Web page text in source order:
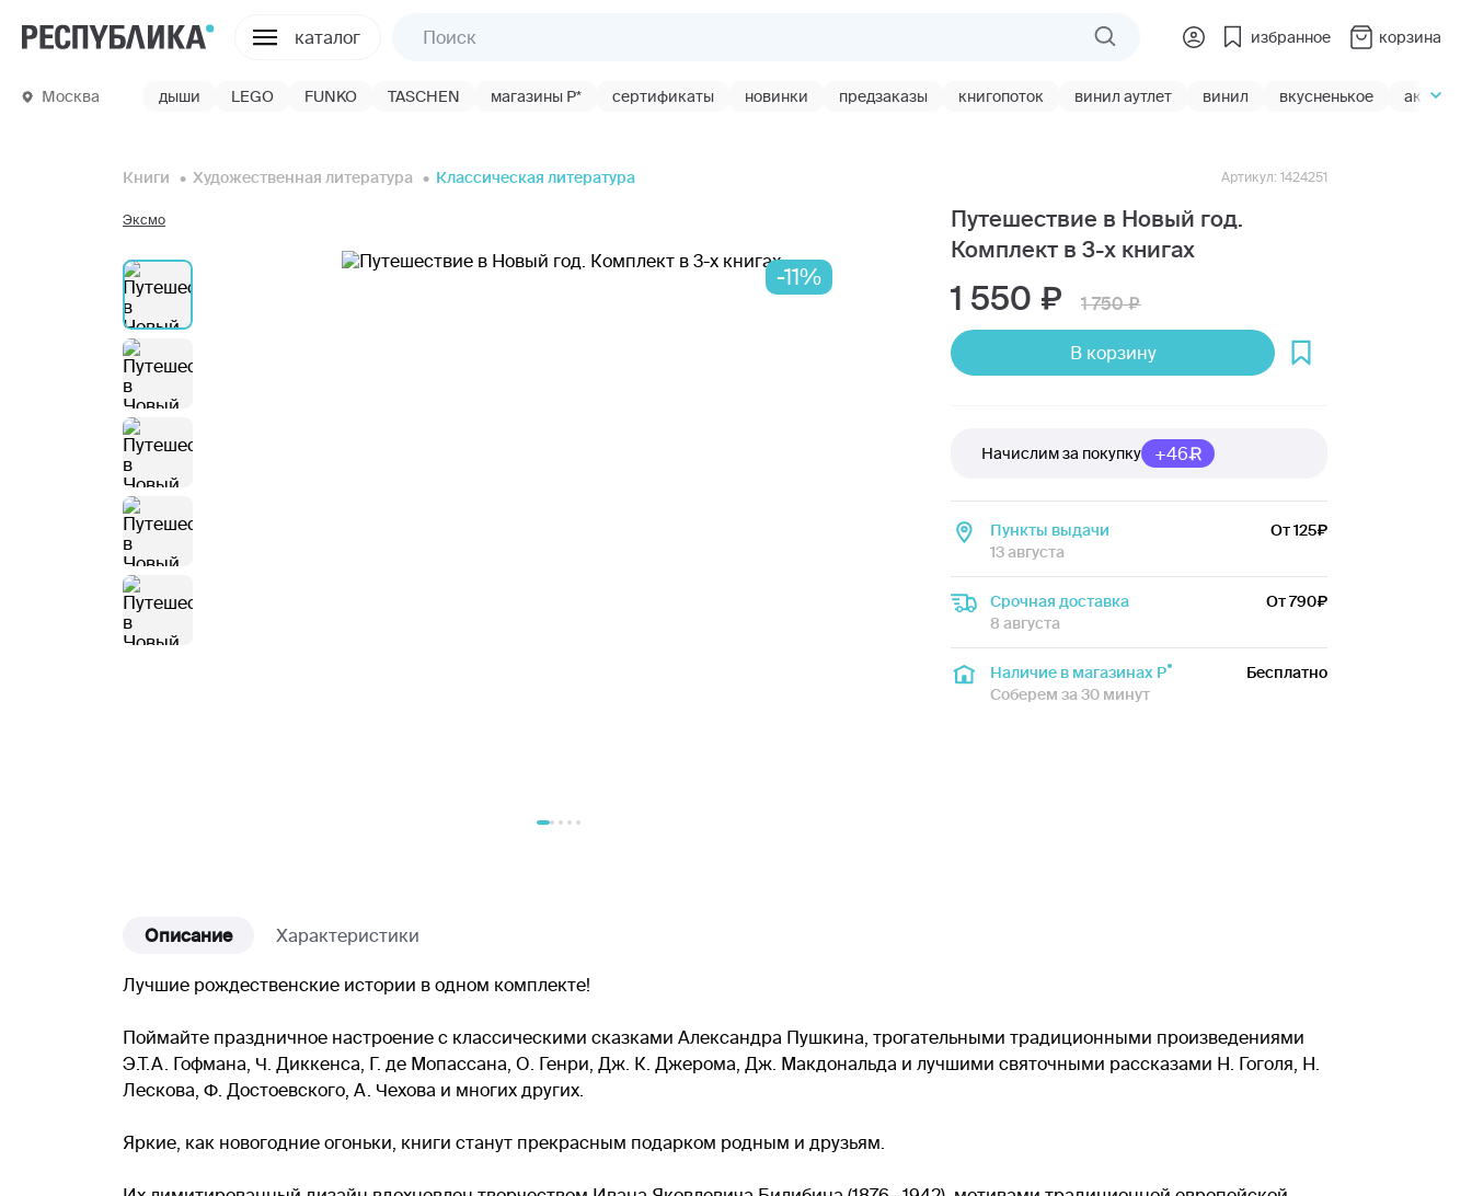
каталог избранное корзина
Москва дыши LEGO FUNKO TASCHEN магазины Р* сертификаты новинки предзаказы книгопоток винил аутлет винил вкусненькое акции
Книги Художественная литература Классическая литература
-11%
Эксмо
Путешествие в Новый год.
Комплект в 3-х книгах
Артикул: 1424251
1 550 1 750
В корзину
Начислим за покупку +46
Пункты выдачи
13 августа
От 125
Срочная доставка
8 августа
От 790
Наличие в магазинах Р
Соберем за 30 минут
Бесплатно
Описание Характеристики
Лучшие рождественские истории в одном комплекте!
Поймайте праздничное настроение с классическими сказками Александра Пушкина, трогательными традиционными произведениями
Э.Т.А. Гофмана, Ч. Диккенса, Г. де Мопассана, О. Генри, Дж. К. Джерома, Дж. Макдональда и лучшими святочными рассказами Н. Гоголя, Н.
Лескова, Ф. Достоевского, А. Чехова и многих других.
Яркие, как новогодние огоньки, книги станут прекрасным подарком родным и друзьям.